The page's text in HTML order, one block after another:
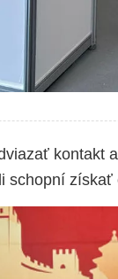
kontakt
schopní